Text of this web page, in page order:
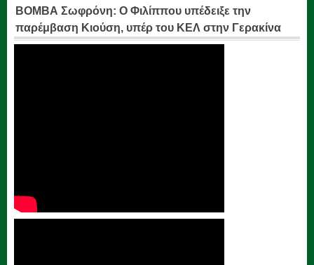
ΒΟΜΒΑ Σωφρόνη: Ο Φιλίππου υπέδειξε την
παρέμβαση Κιούση, υπέρ του ΚΕΛ στην Γερακίνα